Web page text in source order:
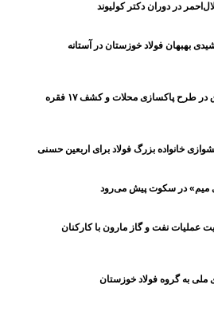
در دوران دکتر کولیوند
بهبهان فولاد خوزستان در آستانه
دستگیری ۸ نفر سارق در طرح پاکسازی محلات و کشف ۱۷ فقره
خانواده بزرگ فولاد برای اربعین حسنی
میم» در سکوت پیش می‌رود
عملیات نفت و گاز مارون با کارکنان
ملی به گروه فولاد خوزستان